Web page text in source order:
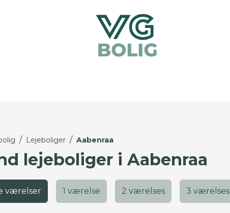
/ Lejeboliger / Aabenraa
lejeboliger i Aabenraa
værelser 1 værelse 2 værelses 3 værelses